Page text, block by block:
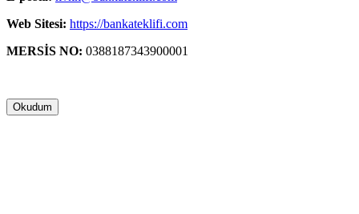
Web Sitesi: https://bankateklifi.com
MERSİS NO: 0388187343900001
Okudum